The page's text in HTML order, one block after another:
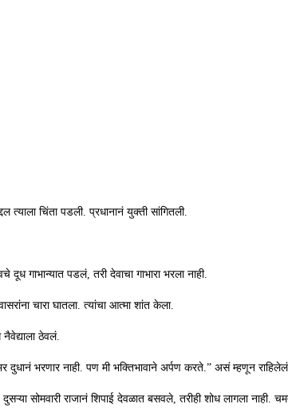
त्याला चिंता पडली. प्रधानानं युक्ती सांगितली.
गाभान्यात पडलं, तरी देवाचा गाभारा भरला नाही.
चारा घातला. त्यांचा आत्मा शांत केला.
ठेवलं.
दुधानं भरणार नाही. पण मी भक्तिभावाने अर्पण करते.” असं म्हणून
सोमवारी राजानं शिपाई देवळात बसवले, तरीही शोध लागला नाही.